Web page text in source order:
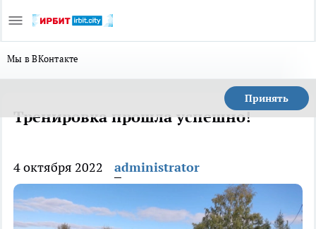
Мы в ВКонтакте
Принять
Тренировка прошла успешно!
4 октября 2022 administrator